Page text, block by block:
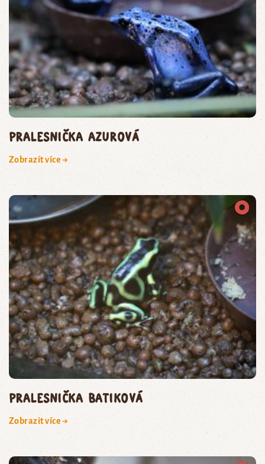
pralesnička azurová
Zobrazit více →
pralesnička batiková
Zobrazit více →